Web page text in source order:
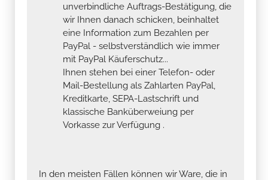
unverbindliche Auftrags-Bestätigung, die
wir Ihnen danach schicken, beinhaltet
eine Information zum Bezahlen per
PayPal - selbstverständlich wie immer
mit PayPal Käuferschutz...
Ihnen stehen bei einer Telefon- oder
Mail-Bestellung als Zahlarten PayPal,
Kreditkarte, SEPA-Lastschrift und
klassische Banküberweiung per
Vorkasse zur Verfügung .
In den meisten Fällen können wir Ware, die in